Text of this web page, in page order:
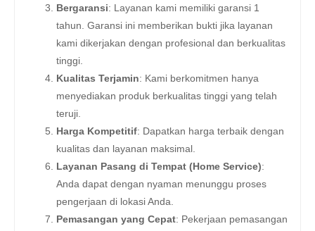
Bergaransi: Layanan kami memiliki garansi 1
tahun. Garansi ini memberikan bukti jika layanan
kami dikerjakan dengan profesional dan berkualitas
tinggi.
Kualitas Terjamin: Kami berkomitmen hanya
menyediakan produk berkualitas tinggi yang telah
teruji.
Harga Kompetitif: Dapatkan harga terbaik dengan
kualitas dan layanan maksimal.
Layanan Pasang di Tempat (Home Service):
Anda dapat dengan nyaman menunggu proses
pengerjaan di lokasi Anda.
Pemasangan yang Cepat: Pekerjaan pemasangan